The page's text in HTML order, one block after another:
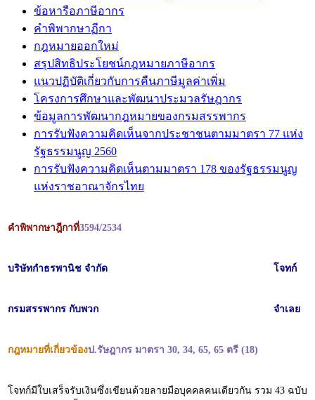
ข้อหารือภาษีอากร
คำพิพากษาฏีกา
กฎหมายออกใหม่
สรุปสิทธิประโยชน์กฎหมายภาษีอากร
แนวปฏิบัติเกี่ยวกับการคืนภาษีมูลค่าเพิ่ม
โครงการศึกษาและพัฒนาประมวลรัษฎากร
ข้อมูลการพัฒนากฎหมายของกรมสรรพากร
การรับฟังความคิดเห็นจากประชาชนตามมาตรา 77 แห่ง
รัฐธรรมนูญ 2560
การรับฟังความคิดเห็นตามมาตรา 178 ของรัฐธรรมนูญ
แห่งราชอาณาจักรไทย
คำพิพากษาฎีกาที่3594/2534
บริษัทกำธรพานิช จำกัด โจทก์
กรมสรรพากร กับพวก จำเลย
กฎหมายที่เกี่ยวข้องป.รัษฎากร มาตรา 30, 34, 65, 65 ตรี (18)
โจทก์มีใบเสร็จรับเงินซึ่งเขียนด้วยลายมือบุคคลคนเดียวกัน รวม 43 ฉบับ